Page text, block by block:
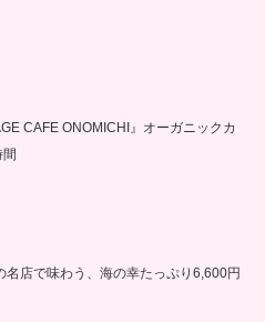
CAFE ONOMICHI』オーガニックカ
店で味わう、海の幸たっぷり6,600円